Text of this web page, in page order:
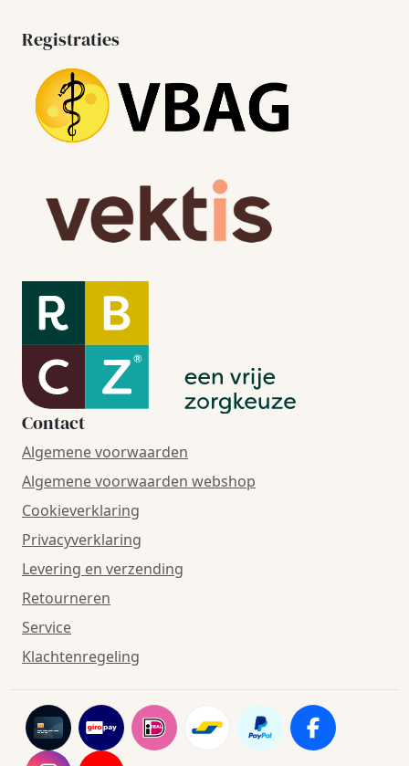
Registraties
Contact
Algemene voorwaarden
Algemene voorwaarden webshop
Cookieverklaring
Privacyverklaring
Levering en verzending
Retourneren
Service
Klachtenregeling